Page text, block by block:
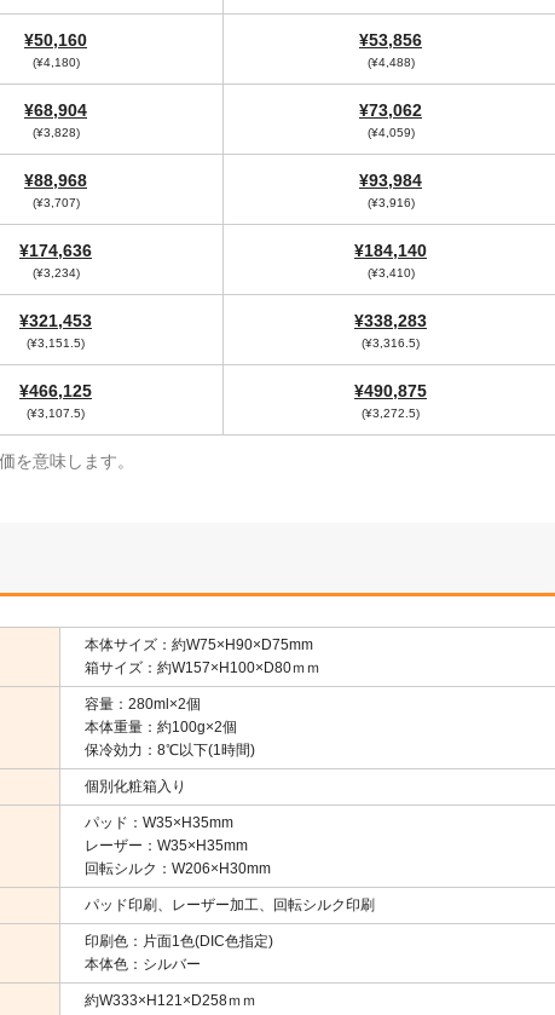
¥50,160
(¥4,180)
¥53,856
(¥4,488)
¥68,904
(¥3,828)
¥73,062
(¥4,059)
¥88,968
(¥3,707)
¥93,984
(¥3,916)
¥174,636
(¥3,234)
¥184,140
(¥3,410)
¥321,453
(¥3,151.5)
¥338,283
(¥3,316.5)
¥466,125
(¥3,107.5)
¥490,875
(¥3,272.5)
を意味します。
本体サイズ：約W75×H90×D75mm
箱サイズ：約W157×H100×D80ｍｍ
容量：280ml×2個
本体重量：約100g×2個
保冷効力：8℃以下(1時間)
個別化粧箱入り
パッド：W35×H35mm
レーザー：W35×H35mm
回転シルク：W206×H30mm
パッド印刷、レーザー加工、回転シルク印刷
印刷色：片面1色(DIC色指定)
本体色：シルバー
約W333×H121×D258ｍｍ